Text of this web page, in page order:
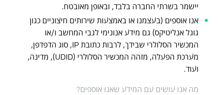
יישמר בשרתי החברה בלבד, ובאופן מאובטח.
אנו אוספים (בעצמנו או באמצעות שירותים חיצוניים כגון
גוגל אנליטיקס) גם מידע אנונימי לגבי המחשב ו/או
המכשיר הסלולרי שבידך, לרבות כתובת IP, סוג הדפדפן,
מערכת הפעלה, מזהה המכשיר הסלולרי (UDID), מדינה,
ועוד.
מה אנו עושים עם המידע שאנו אוספים?